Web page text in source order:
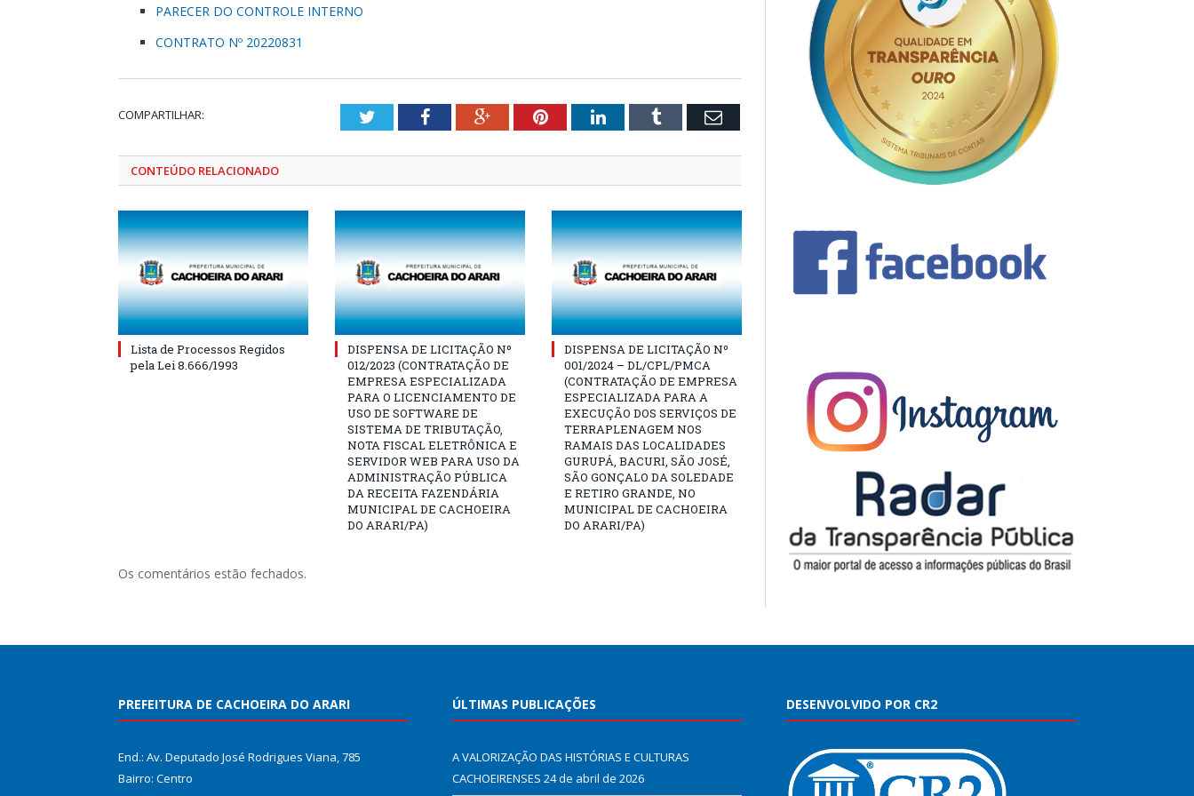
PARECER DO CONTROLE INTERNO
CONTRATO Nº 20220831
COMPARTILHAR: TwitterFacebookGoogle+PinterestLinkedInTumblr Email
CONTEÚDO RELACIONADO
Lista de Processos Regidos
pela Lei 8.666/1993
DISPENSA DE LICITAÇÃO Nº
012/2023 (CONTRATAÇÃO DE
EMPRESA ESPECIALIZADA
PARA O LICENCIAMENTO DE
USO DE SOFTWARE DE
SISTEMA DE TRIBUTAÇÃO,
NOTA FISCAL ELETRÔNICA E
SERVIDOR WEB PARA USO DA
ADMINISTRAÇÃO PÚBLICA
DA RECEITA FAZENDÁRIA
MUNICIPAL DE CACHOEIRA
DO ARARI/PA)
DISPENSA DE LICITAÇÃO Nº
001/2024 – DL/CPL/PMCA
(CONTRATAÇÃO DE EMPRESA
ESPECIALIZADA PARA A
EXECUÇÃO DOS SERVIÇOS DE
TERRAPLENAGEM NOS
RAMAIS DAS LOCALIDADES
GURUPÁ, BACURI, SÃO JOSÉ,
SÃO GONÇALO DA SOLEDADE
E RETIRO GRANDE, NO
MUNICIPAL DE CACHOEIRA
DO ARARI/PA)
Os comentários estão fechados.
PREFEITURA DE CACHOEIRA DO ARARI
End.: Av. Deputado José Rodrigues Viana, 785
Bairro: Centro
ÚLTIMAS PUBLICAÇÕES
A VALORIZAÇÃO DAS HISTÓRIAS E CULTURAS
CACHOEIRENSES 24 de abril de 2026
DESENVOLVIDO POR CR2